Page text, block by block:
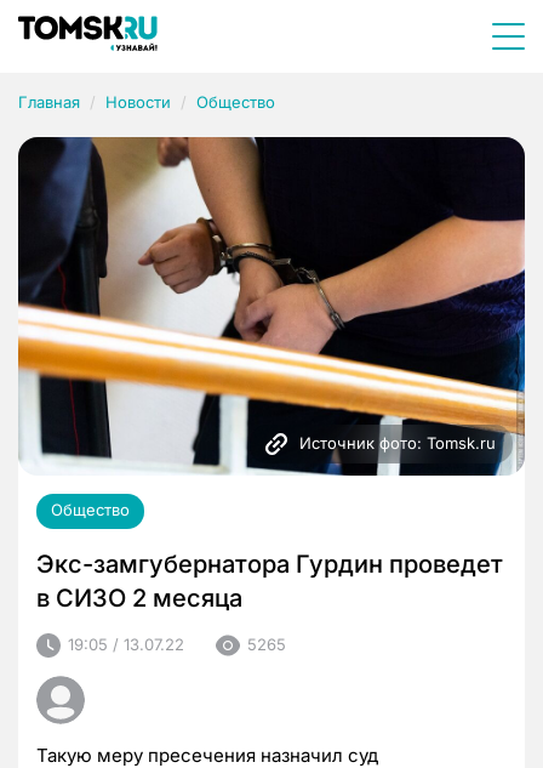
Главная Новости Общество
Источник фото: Tomsk.ru
Общество
Экс-замгубернатора Гурдин проведет
в СИЗО 2 месяца
19:05 / 13.07.22 5265
Такую меру пресечения назначил суд